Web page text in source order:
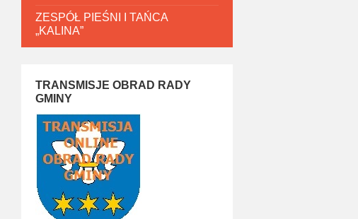
ZESPÓŁ PIEŚNI I TAŃCA
„KALINA”
TRANSMISJE OBRAD RADY
GMINY